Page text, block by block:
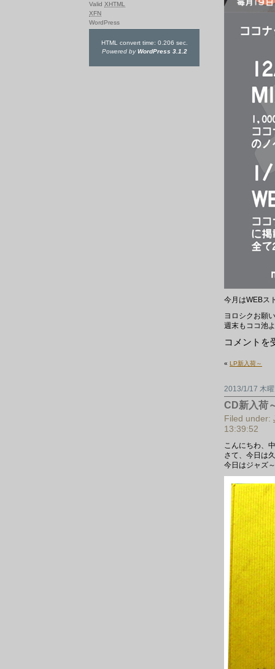
今月はWEBス
ヨロシクお願
週末もココ池
LP
荷
コメントを
« LP新入荷～
2013/1/17 木
CD新入荷
Filed under:
13:39:52
こんにちわ、
さて、今日は
今日はジャズ
Valid XHTML
XFN
WordPress
HTML convert time: 0.206 sec.
Powered byWordPress 3.1.2